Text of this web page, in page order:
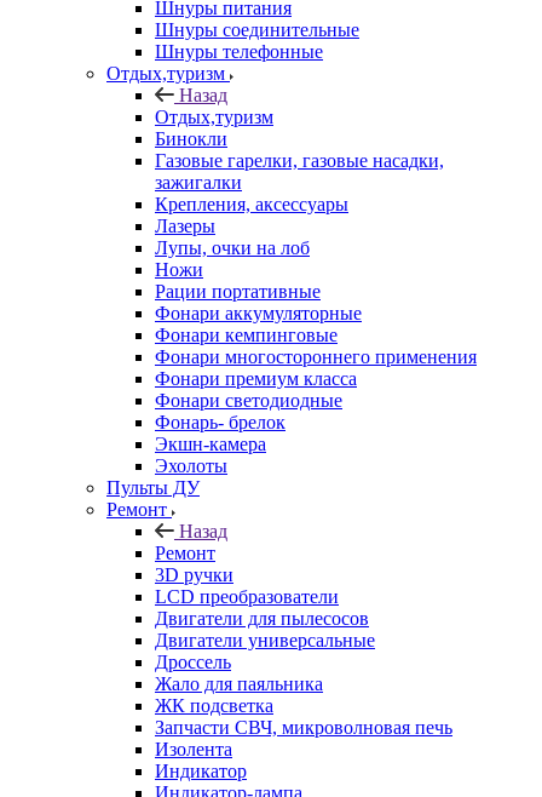
Шнуры питания
Шнуры соединительные
Шнуры телефонные
Отдых,туризм
Назад
Отдых,туризм
Бинокли
Газовые гарелки, газовые насадки,
зажигалки
Крепления, аксессуары
Лазеры
Лупы, очки на лоб
Ножи
Рации портативные
Фонари аккумуляторные
Фонари кемпинговые
Фонари многостороннего применения
Фонари премиум класса
Фонари светодиодные
Фонарь- брелок
Экшн-камера
Эхолоты
Пульты ДУ
Ремонт
Назад
Ремонт
3D ручки
LCD преобразователи
Двигатели для пылесосов
Двигатели универсальные
Дроссель
Жало для паяльника
ЖК подсветка
Запчасти СВЧ, микроволновая печь
Изолента
Индикатор
Индикатор-лампа